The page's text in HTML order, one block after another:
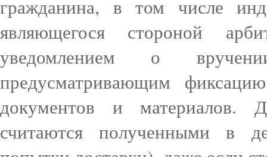
гражданина, в том числе
являющегося стороной
уведомлением о
предусматривающим
документов и материалов.
считаются полученными в